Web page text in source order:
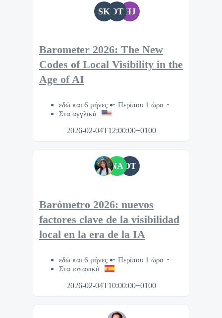
SK OT HJ
Barometer 2026: The New
Codes of Local Visibility in the
Age of AI
εδώ και 6 μήνες
Περίπου 1 ώρα
Στα αγγλικά
2026-02-04T12:00:00+0100
NA OT
Barómetro 2026: nuevos
factores clave de la visibilidad
local en la era de la IA
εδώ και 6 μήνες
Περίπου 1 ώρα
Στα ισπανικά
2026-02-04T10:00:00+0100